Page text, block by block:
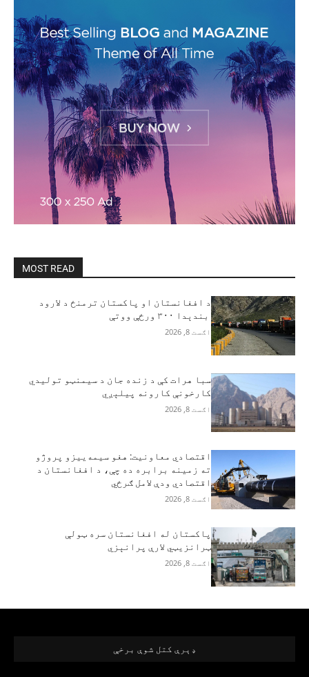
MOST READ
د افغانستان او پاکستان ترمنځ د لارود
بندېدا ۳۰۰ ورځې ووتې
اګست 8, 2026
سبا هرات کې د زنده جان د سیمنټو تولیدي
کارخونې کارونه پیلېږي
اګست 8, 2026
اقتصادي معاونیت: هغو سیمه‌ییزو پروژو
ته زمینه برابره ده چې، د افغانستان د
اقتصادي ودې لامل ګرځي
اګست 8, 2026
پاکستان له افغانستان سره ټولې
ټرانزیټي لارې پرانېزي
اګست 8, 2026
ډېرې کتل شوې برخې